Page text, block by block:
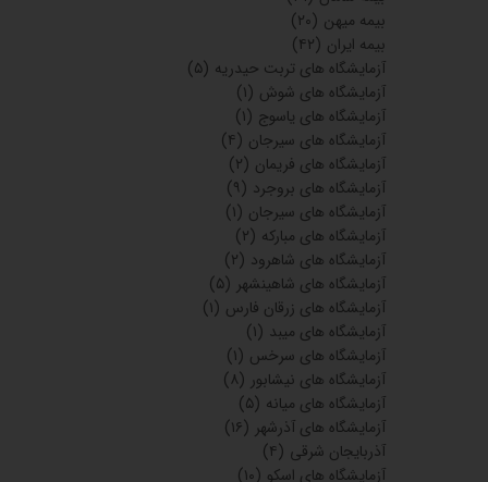
بیمه میهن (۲۰)
بیمه ایران (۴۲)
آزمایشگاه های تربت حیدریه (۵)
آزمایشگاه های شوش (۱)
آزمایشگاه های یاسوج (۱)
آزمایشگاه های سیرجان (۴)
آزمایشگاه های فریمان (۲)
آزمایشگاه های بروجرد (۹)
آزمایشگاه های سیرجان (۱)
آزمایشگاه های مبارکه (۲)
آزمایشگاه های شاهرود (۲)
آزمایشگاه های شاهینشهر (۵)
آزمایشگاه های زرقان فارس (۱)
آزمایشگاه های میبد (۱)
آزمایشگاه های سرخس (۱)
آزمایشگاه های نیشابور (۸)
آزمایشگاه های میانه (۵)
آزمایشگاه های آذرشهر (۱۶)
آذربایجان شرقی (۴)
آزمایشگاه های اسکو (۱۰)